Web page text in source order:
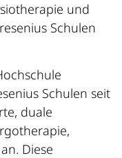
und
Schulen
Schulen seit
duale
Diese